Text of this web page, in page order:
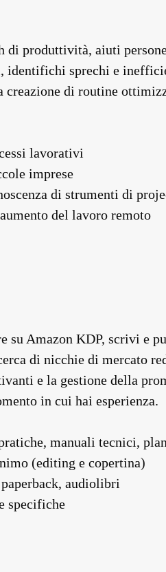
di produttività, aiuti
sprechi e
di routine
lavorativi
imprese
di strumenti di
del lavoro remoto
su Amazon KDP, scrivi e
di nicchie di mercato
e la gestione della
in cui hai esperienza.
manuali tecnici,
(editing e copertina)
audiolibri
specifiche